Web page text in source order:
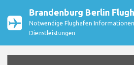
Brandenburg Berlin
Notwendige Flughafen
Dienstleistungen